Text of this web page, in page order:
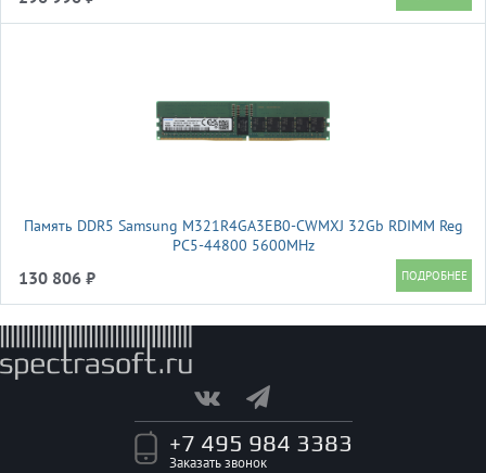
Память DDR5 Samsung M321R4GA3EB0-CWMXJ 32Gb RDIMM Reg
PC5-44800 5600MHz
130 806 ₽
+7 495 984 3383
Заказать звонок